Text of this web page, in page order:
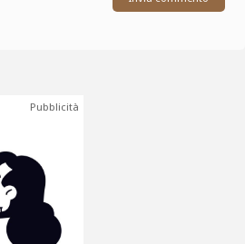
Pubblicità